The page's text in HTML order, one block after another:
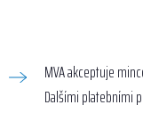
MVA akceptuje
Dalšími platebními